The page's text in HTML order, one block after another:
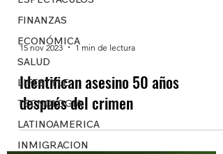
FINANZAS
ECONÓMICA
SALUD
LIFESTYLE
TECNOLOGIA
LATINOAMERICA
INMIGRACION
15 nov 2023 1 min de lectura
Identifican asesino 50 años
después del crimen